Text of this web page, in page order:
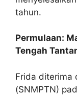
tahun.
Permulaan:
Tengah
Frida diterima
(SNMPTN)